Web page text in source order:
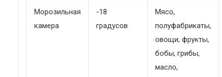
Морозильная
камера
-18
градусов
Мясо,
полуфабрикаты,
овощи, фрукты,
бобы, грибы,
масло,